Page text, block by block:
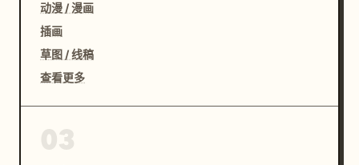
动漫 / 漫画
插画
草图 / 线稿
查看更多